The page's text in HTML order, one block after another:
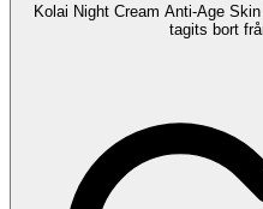
Kolai Night Cream Anti-Age
tagits bort